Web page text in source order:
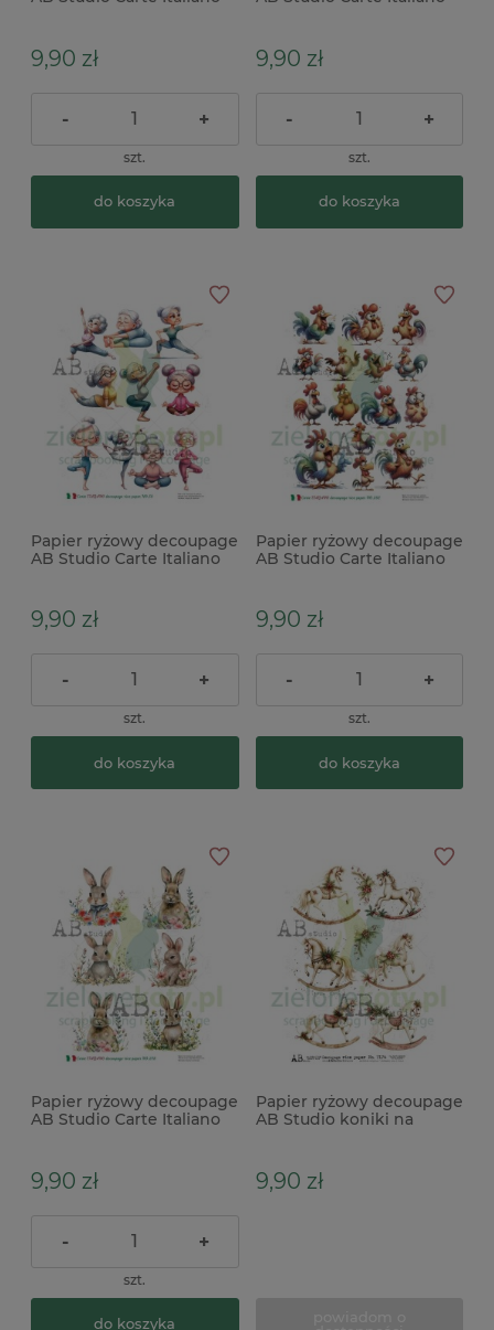
9,90 zł
- +
szt.
do koszyka
9,90 zł
- +
szt.
do koszyka
Papier ryżowy decoupage
AB Studio Carte Italiano
9,90 zł
- +
szt.
do koszyka
Papier ryżowy decoupage
AB Studio Carte Italiano
9,90 zł
- +
szt.
do koszyka
Papier ryżowy decoupage
AB Studio Carte Italiano
9,90 zł
- +
szt.
do koszyka
Papier ryżowy decoupage
AB Studio koniki na
9,90 zł